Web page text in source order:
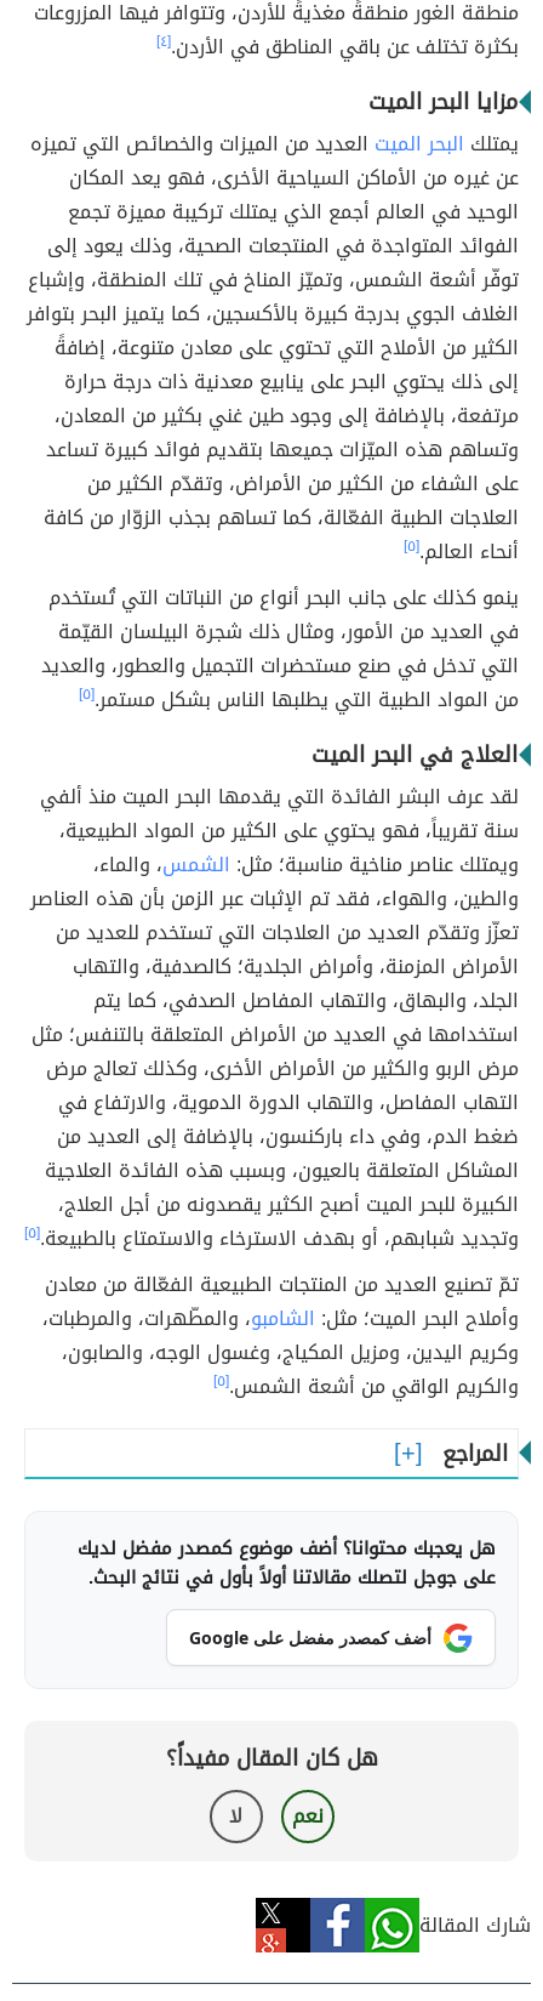
منطقة الغور منطقةً مغذيةً للأردن، وتتوافر فيها المزروعات
بكثرة تختلف عن باقي المناطق في الأردن.[٤]
مزايا البحر الميت
يمتلك البحر الميت العديد من الميزات والخصائص التي تميزه
عن غيره من الأماكن السياحية الأخرى، فهو يعد المكان
الوحيد في العالم أجمع الذي يمتلك تركيبة مميزة تجمع
الفوائد المتواجدة في المنتجعات الصحية، وذلك يعود إلى
توفّر أشعة الشمس، وتميّز المناخ في تلك المنطقة، وإشباع
الغلاف الجوي بدرجة كبيرة بالأكسجين، كما يتميز البحر بتوافر
الكثير من الأملاح التي تحتوي على معادن متنوعة، إضافةً
إلى ذلك يحتوي البحر على ينابيع معدنية ذات درجة حرارة
مرتفعة، بالإضافة إلى وجود طين غني بكثير من المعادن،
وتساهم هذه الميّزات جميعها بتقديم فوائد كبيرة تساعد
على الشفاء من الكثير من الأمراض، وتقدّم الكثير من
العلاجات الطبية الفعّالة، كما تساهم بجذب الزوّار من كافة
أنحاء العالم.[٥]
ينمو كذلك على جانب البحر أنواع من النباتات التي تُستخدم
في العديد من الأمور، ومثال ذلك شجرة البيلسان القيّمة
التي تدخل في صنع مستحضرات التجميل والعطور، والعديد
من المواد الطبية التي يطلبها الناس بشكل مستمر.[٥]
العلاج في البحر الميت
لقد عرف البشر الفائدة التي يقدمها البحر الميت منذ ألفي
سنة تقريباً، فهو يحتوي على الكثير من المواد الطبيعية،
ويمتلك عناصر مناخية مناسبة؛ مثل: الشمس، والماء،
والطين، والهواء، فقد تم الإثبات عبر الزمن بأن هذه العناصر
تعزّز وتقدّم العديد من العلاجات التي تستخدم للعديد من
الأمراض المزمنة، وأمراض الجلدية؛ كالصدفية، والتهاب
الجلد، والبهاق، والتهاب المفاصل الصدفي، كما يتم
استخدامها في العديد من الأمراض المتعلقة بالتنفس؛ مثل
مرض الربو والكثير من الأمراض الأخرى، وكذلك تعالج مرض
التهاب المفاصل، والتهاب الدورة الدموية، والارتفاع في
ضغط الدم، وفي داء باركنسون، بالإضافة إلى العديد من
المشاكل المتعلقة بالعيون، وبسبب هذه الفائدة العلاجية
الكبيرة للبحر الميت أصبح الكثير يقصدونه من أجل العلاج،
وتجديد شبابهم، أو بهدف الاسترخاء والاستمتاع بالطبيعة.[٥]
تمّ تصنيع العديد من المنتجات الطبيعية الفعّالة من معادن
وأملاح البحر الميت؛ مثل: الشامبو، والمطّهرات، والمرطبات،
وكريم اليدين، ومزيل المكياج، وغسول الوجه، والصابون،
والكريم الواقي من أشعة الشمس.[٥]
المراجع
هل يعجبك محتوانا؟ أضف موضوع كمصدر مفضل لديك
على جوجل لتصلك مقالاتنا أولاً بأول في نتائج البحث.
أضف كمصدر مفضل على Google
هل كان المقال مفيداً؟
نعم لا
شارك المقالة